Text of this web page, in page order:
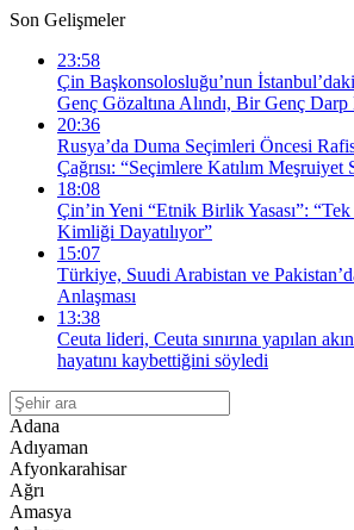
Son Gelişmeler
23:58
Çin Başkonsolosluğu’nun
Genç Gözaltına Alındı, Bir Genç
20:36
Rusya’da Duma Seçimleri Öncesi
Çağrısı: “Seçimlere Katılım Meşruiyet
18:08
Çin’in Yeni “Etnik Birlik Yasası”:
Kimliği Dayatılıyor”
15:07
Türkiye, Suudi Arabistan ve
Anlaşması
13:38
Ceuta lideri, Ceuta sınırına yapılan
hayatını kaybettiğini söyledi
Adana
Adıyaman
Afyonkarahisar
Ağrı
Amasya